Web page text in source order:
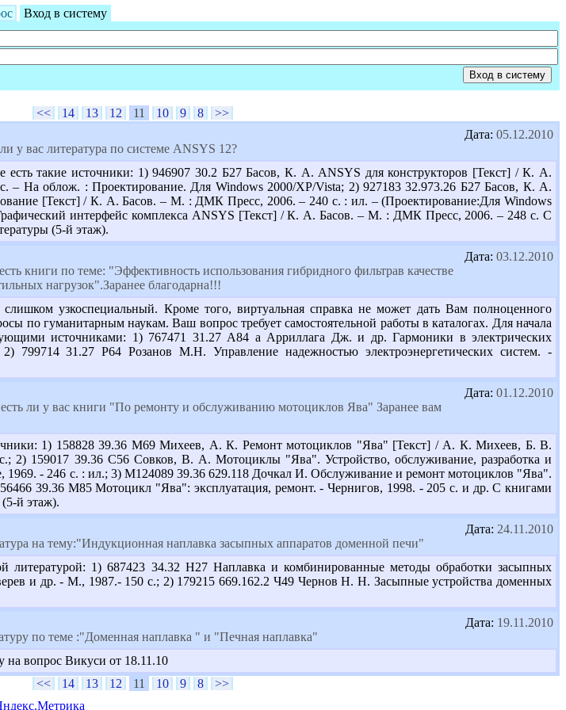
Вход в систему
<< 14 13 12 11 10 9 8
>>
Дата: 05.12.2010
у вас литература по системе ANSYS 12?
есть такие источники: 1) 946907 30.2 Б27 Басов, К. А. ANSYS для конструкторов [Текст] / К. А.
На облож. : Проектирование. Для Windows 2000/XP/Vista; 2) 927183 32.973.26 Б27 Басов, К. А.
[Текст] / К. А. Басов. – М. : ДМК Пресс, 2006. – 240 с. : ил. – (Проектирование:Для Windows
интерфейс комплекса ANSYS [Текст] / К. А. Басов. – М. : ДМК Пресс, 2006. – 248 с. С
(5-й этаж).
Дата: 03.12.2010
книги по теме: "Эффективность использования гибридного фильтрав качестве
нагрузок".Заранее благодарна!!!
узкоспециальный. Кроме того, виртуальная справка не может дать Вам полноценного
по гуманитарным наукам. Ваш вопрос требует самостоятельной работы в каталогах. Для начала
источниками: 1) 767471 31.27 А84 а Арриллага Дж. и др. Гармоники в электрических
799714 31.27 Р64 Розанов М.Н. Управление надежностью электроэнергетических систем. -
Дата: 01.12.2010
ли у вас книги "По ремонту и обслуживанию мотоциклов Ява" Заранее вам
1) 158828 39.36 М69 Михеев, А. К. Ремонт мотоциклов "Ява" [Текст] / А. К. Михеев, Б. В.
2) 159017 39.36 С56 Совков, В. А. Мотоциклы "Ява". Устройство, обслуживание, разработка и
- 246 с. : ил.; 3) М124089 39.36 629.118 Дочкал И. Обслуживание и ремонт мотоциклов "Ява".
39.36 М85 Мотоцикл "Ява": эксплуатация, ремонт. - Чернигов, 1998. - 205 с. и др. С книгами
й этаж).
Дата: 24.11.2010
на тему:"Индукционная наплавка засыпных аппаратов доменной печи"
литературой: 1) 687423 34.32 Н27 Наплавка и комбинированные методы обработки засыпных
и др. - М., 1987.- 150 с.; 2) 179215 669.162.2 Ч49 Чернов Н. Н. Засыпные устройства доменных
Дата: 19.11.2010
по теме :"Доменная наплавка " и "Печная наплавка"
на вопрос Викуси от 18.11.10
<<
14 13 12 11 10 9 8 >>